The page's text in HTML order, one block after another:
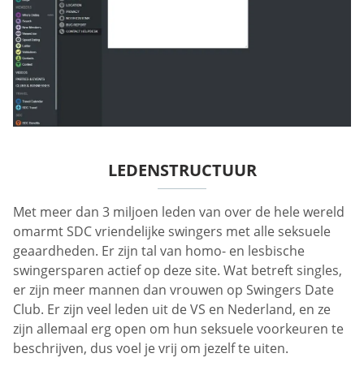
LEDENSTRUCTUUR
Met meer dan 3 miljoen leden van over de hele wereld
omarmt SDC vriendelijke swingers met alle seksuele
geaardheden. Er zijn tal van homo- en lesbische
swingersparen actief op deze site. Wat betreft singles,
er zijn meer mannen dan vrouwen op Swingers Date
Club. Er zijn veel leden uit de VS en Nederland, en ze
zijn allemaal erg open om hun seksuele voorkeuren te
beschrijven, dus voel je vrij om jezelf te uiten.